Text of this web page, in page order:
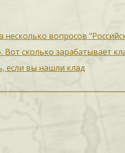
вопросов
сколько зарабатывает
если вы нашли клад